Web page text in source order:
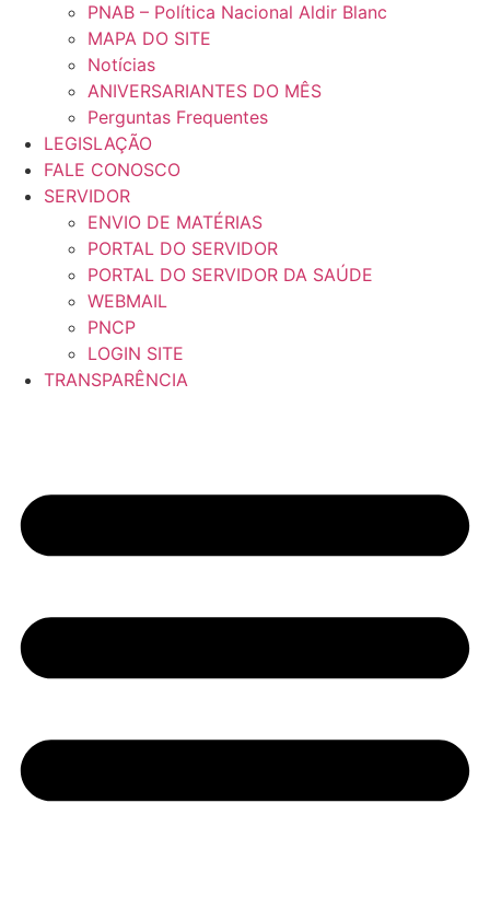
PNAB – Política Nacional Aldir Blanc
MAPA DO SITE
Notícias
ANIVERSARIANTES DO MÊS
Perguntas Frequentes
LEGISLAÇÃO
FALE CONOSCO
SERVIDOR
ENVIO DE MATÉRIAS
PORTAL DO SERVIDOR
PORTAL DO SERVIDOR DA SAÚDE
WEBMAIL
PNCP
LOGIN SITE
TRANSPARÊNCIA